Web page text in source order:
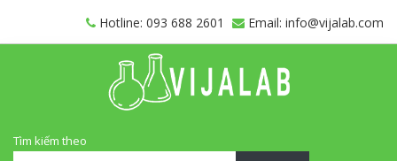
Hotline: 093 688 2601 Email: info@vijalab.com
Tìm kiếm theo